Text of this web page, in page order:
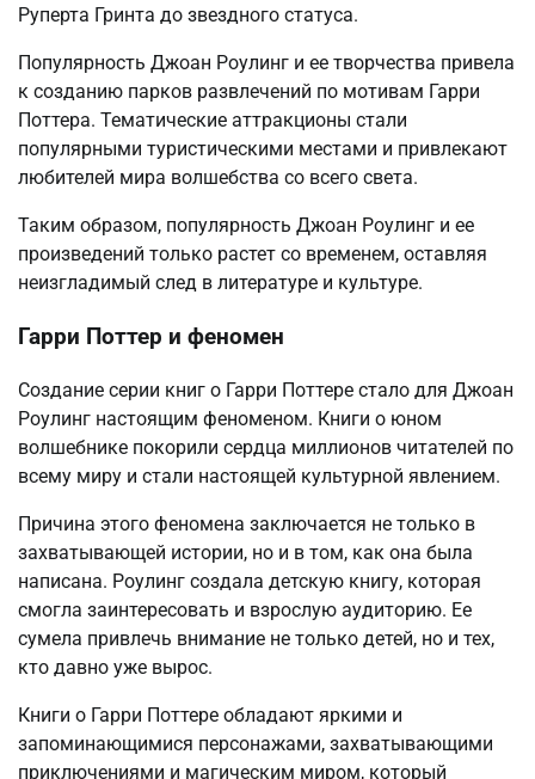
Руперта Гринта до звездного статуса.
Популярность Джоан Роулинг и ее творчества привела
к созданию парков развлечений по мотивам Гарри
Поттера. Тематические аттракционы стали
популярными туристическими местами и привлекают
любителей мира волшебства со всего света.
Таким образом, популярность Джоан Роулинг и ее
произведений только растет со временем, оставляя
неизгладимый след в литературе и культуре.
Гарри Поттер и феномен
Создание серии книг о Гарри Поттере стало для Джоан
Роулинг настоящим феноменом. Книги о юном
волшебнике покорили сердца миллионов читателей по
всему миру и стали настоящей культурной явлением.
Причина этого феномена заключается не только в
захватывающей истории, но и в том, как она была
написана. Роулинг создала детскую книгу, которая
смогла заинтересовать и взрослую аудиторию. Ее
сумела привлечь внимание не только детей, но и тех,
кто давно уже вырос.
Книги о Гарри Поттере обладают яркими и
запоминающимися персонажами, захватывающими
приключениями и магическим миром, который